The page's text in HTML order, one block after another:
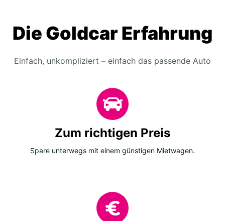
Die Goldcar Erfahrung
Einfach, unkompliziert – einfach das passende Auto
Zum richtigen Preis
Spare unterwegs mit einem günstigen Mietwagen.